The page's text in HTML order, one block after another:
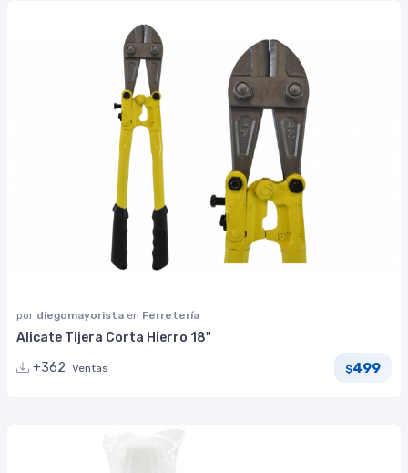
por diegomayorista en Ferretería
Alicate Tijera Corta Hierro 18"
+362 Ventas $499